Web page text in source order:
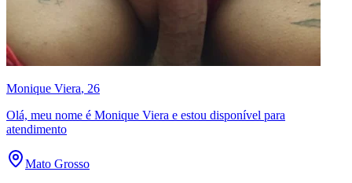
Monique Viera, 26
Olá, meu nome é Monique Viera e estou disponível para
atendimento
Mato Grosso